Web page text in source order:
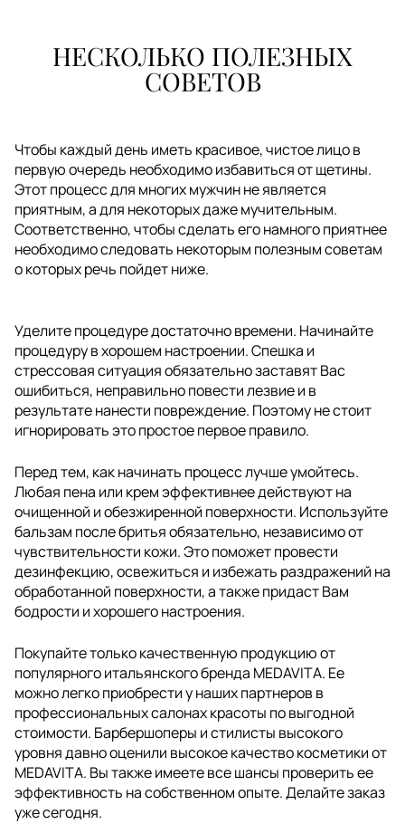
НЕСКОЛЬКО ПОЛЕЗНЫХ
СОВЕТОВ
Чтобы каждый день иметь красивое, чистое лицо в
первую очередь необходимо избавиться от щетины.
Этот процесс для многих мужчин не является
приятным, а для некоторых даже мучительным.
Соответственно, чтобы сделать его намного приятнее
необходимо следовать некоторым полезным советам
о которых речь пойдет ниже.
Уделите процедуре достаточно времени. Начинайте
процедуру в хорошем настроении. Спешка и
стрессовая ситуация обязательно заставят Вас
ошибиться, неправильно повести лезвие и в
результате нанести повреждение. Поэтому не стоит
игнорировать это простое первое правило.
Перед тем, как начинать процесс лучше умойтесь.
Любая пена или крем эффективнее действуют на
очищенной и обезжиренной поверхности. Используйте
бальзам после бритья обязательно, независимо от
чувствительности кожи. Это поможет провести
дезинфекцию, освежиться и избежать раздражений на
обработанной поверхности, а также придаст Вам
бодрости и хорошего настроения.
Покупайте только качественную продукцию от
популярного итальянского бренда MEDAVITA. Ее
можно легко приобрести у наших партнеров в
профессиональных салонах красоты по выгодной
стоимости. Барбершоперы и стилисты высокого
уровня давно оценили высокое качество косметики от
MEDAVITA. Вы также имеете все шансы проверить ее
эффективность на собственном опыте. Делайте заказ
уже сегодня.